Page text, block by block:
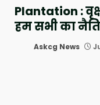
Plantation :
हम सभी का
Askcg News